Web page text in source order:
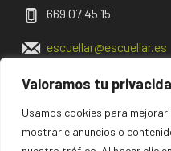
Valoramos tu
Usamos cookies para
mostrarle anuncios o
669 07 45 15
escuellar@escuellar.es